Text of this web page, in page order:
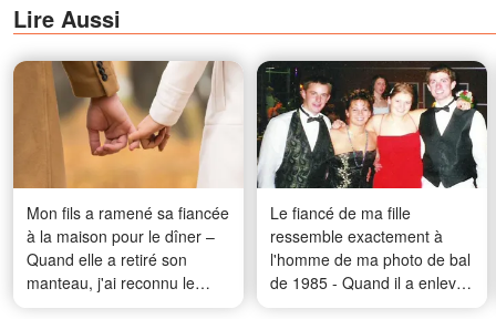
Lire Aussi
Mon fils a ramené sa fiancée
à la maison pour le dîner –
Quand elle a retiré son
manteau, j'ai reconnu le
collier que j'avais enterré il y
Le fiancé de ma fille
ressemble exactement à
l'homme de ma photo de bal
de 1985 - Quand il a enlevé
sa veste, la pièce a